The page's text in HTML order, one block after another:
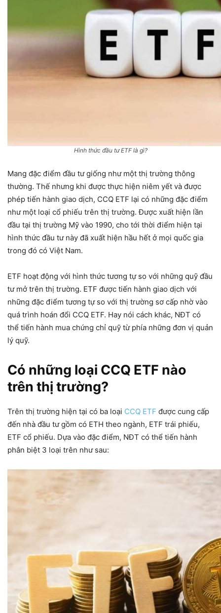
Hình thức đầu tư ETF là gì?
Mang đặc điểm đầu tư giống như một thị trường thông
thường. Thế nhưng khi được thực hiện niêm yết và được
phép tiến hành giao dịch, CCQ ETF lại có những đặc điểm
như một loại cổ phiếu trên thị trường. Được xuất hiện lần
đầu tại thị trường Mỹ vào 1990, cho tới thời điểm hiện tại
hình thức đầu tư này đã xuất hiện hầu hết ở mọi quốc gia
trong đó có Việt Nam.
ETF hoạt động với hình thức tương tự so với những quỹ đầu
tư mở trên thị trường. ETF được tiến hành giao dịch với
những đặc điểm tương tự so với thị trường sơ cấp nhờ vào
quá trình hoán đổi CCQ ETF. Hay nói cách khác, NĐT có
thể tiến hành mua chứng chỉ quỹ từ phía những đơn vị quản
lý quỹ.
Có những loại CCQ ETF nào
trên thị trường?
Trên thị trường hiện tại có ba loại CCQ ETF được cung cấp
đến nhà đầu tư gồm có ETH theo ngành, ETF trái phiếu,
ETF cổ phiếu. Dựa vào đặc điểm, NĐT có thể tiến hành
phân biệt 3 loại trên như sau: